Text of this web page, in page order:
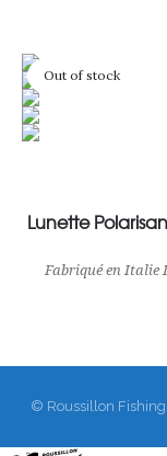
Out of stock
Lunette
Fabriqué en Italie
© Roussillon Fishing